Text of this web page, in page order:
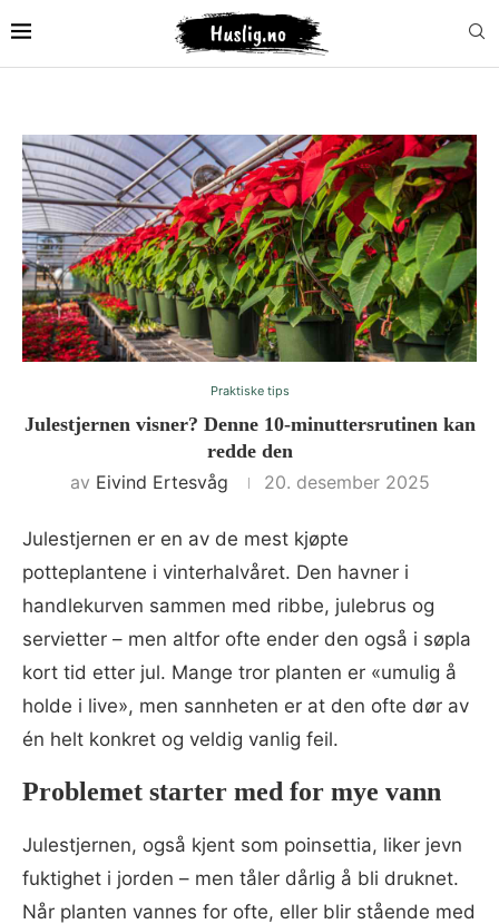
Praktiske tips
Julestjernen visner? Denne 10-minuttersrutinen kan
redde den
av Eivind Ertesvåg 20. desember 2025
Julestjernen er en av de mest kjøpte
potteplantene i vinterhalvåret. Den havner i
handlekurven sammen med ribbe, julebrus og
servietter – men altfor ofte ender den også i søpla
kort tid etter jul. Mange tror planten er «umulig å
holde i live», men sannheten er at den ofte dør av
én helt konkret og veldig vanlig feil.
Problemet starter med for mye vann
Julestjernen, også kjent som poinsettia, liker jevn
fuktighet i jorden – men tåler dårlig å bli druknet.
Når planten vannes for ofte, eller blir stående med